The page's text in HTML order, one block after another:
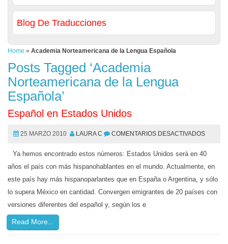
Blog De Traducciones
Home » Academia Norteamericana de la Lengua Española
Posts Tagged ‘Academia
Norteamericana de la Lengua
Española’
Español en Estados Unidos
25 MARZO 2010 LAURA C COMENTARIOS DESACTIVADOS
Ya hemos encontrado estos números: Estados Unidos será en 40
años el país con más hispanohablantes en el mundo. Actualmente, en
este país hay más hispanoparlantes que en España o Argentina, y sólo
lo supera México en cantidad. Convergen emigrantes de 20 países con
versiones diferentes del español y, según los e
Read More...